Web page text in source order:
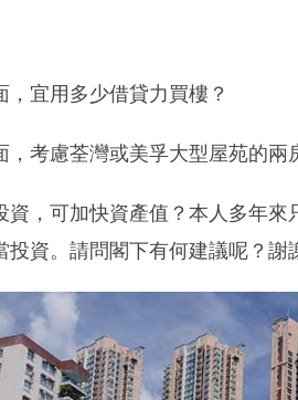
，宜用多少借貸力買樓？
，考慮荃灣或美孚大型屋苑的
資，可加快資產值？本人多年
投資。請問閣下有何建議呢？謝